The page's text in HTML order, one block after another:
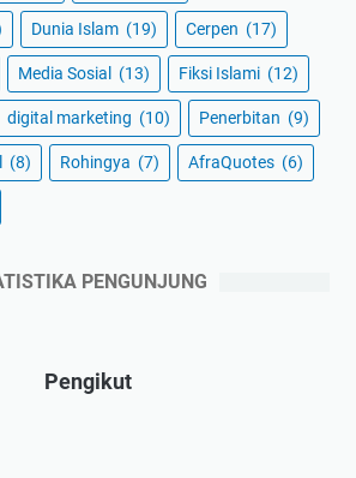
Dunia Islam (19) Cerpen (17)
Media Sosial (13) Fiksi Islami (12)
digital marketing (10) Penerbitan (9)
(8) Rohingya (7) AfraQuotes (6)
PENGUNJUNG
Pengikut